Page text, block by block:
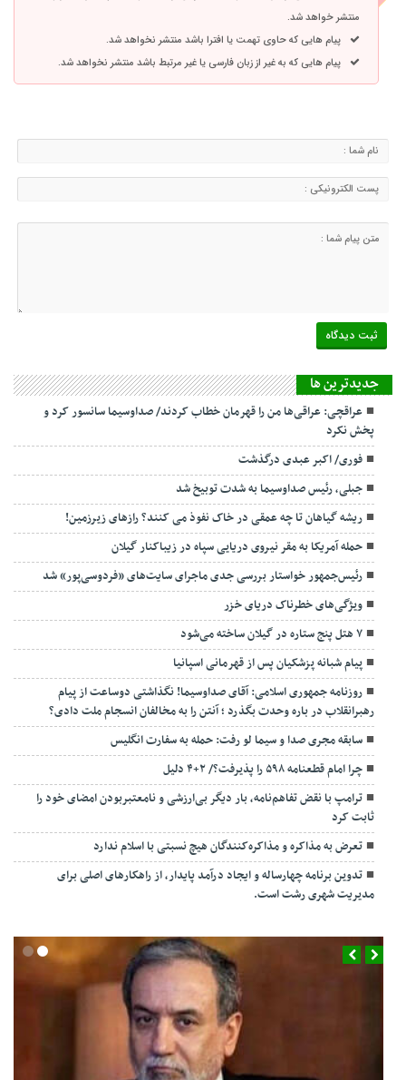
منتشر خواهد شد.
پیام هایی که حاوی تهمت یا افترا باشد منتشر نخواهد شد.
پیام هایی که به غیر از زبان فارسی یا غیر مرتبط باشد منتشر نخواهد شد.
جديدترين ها
عراقچی: عراقی‌ها من را قهرمان خطاب کردند/ صداوسیما سانسور کرد و
پخش نکرد
فوری/ اکبر عبدی درگذشت
جبلی، رئیس صداوسیما به شدت توبیخ شد
ریشه گیاهان تا چه عمقی در خاک نفوذ می کنند؟ رازهای زیرزمین!
حمله آمریکا به مقر نیروی دریایی سپاه در زیباکنار گیلان
رئیس‌جمهور خواستار بررسی جدی ماجرای سایت‌های «فردوسی‌پور» شد
ویژگی‌های خطرناک دریای خزر
۷ هتل پنج ستاره در گیلان ساخته می‌شود
پیام شبانه پزشکیان پس از قهرمانی اسپانیا
روزنامه جمهوری اسلامی: آقای صداوسیما! نگذاشتی دوساعت از پیام
رهبرانقلاب در باره وحدت بگذرد ؛ آنتن را به مخالفان انسجام ملت دادی؟
سابقه مجری صدا و سیما لو رفت: حمله به سفارت انگلیس
چرا امام قطعنامه ۵۹۸ را پذیرفت؟/ ۲+۴ دلیل
ترامپ با نقض تفاهم‌نامه، بار دیگر بی‌ارزشی و نامعتبربودن امضای خود را
ثابت کرد
تعرض به مذاکره و مذاکره‌کنندگان هیچ نسبتی با اسلام ندارد
تدوین برنامه چهارساله و ایجاد درآمد پایدار، از راهکارهای اصلی برای
مدیریت شهری رشت است.